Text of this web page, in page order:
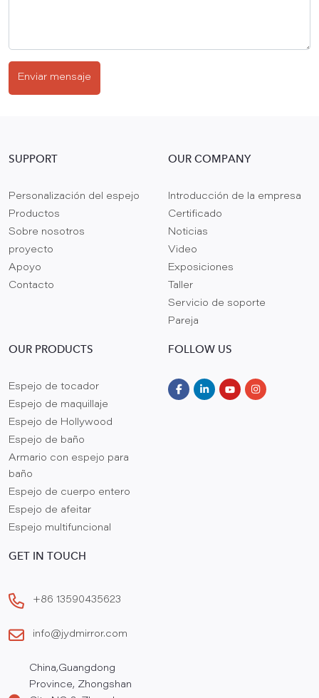
Enviar mensaje
SUPPORT
Personalización del espejo
Productos
Sobre nosotros
proyecto
Apoyo
Contacto
OUR COMPANY
Introducción de la empresa
Certificado
Noticias
Video
Exposiciones
Taller
Servicio de soporte
Pareja
OUR PRODUCTS
Espejo de tocador
Espejo de maquillaje
Espejo de Hollywood
Espejo de baño
Armario con espejo para
baño
Espejo de cuerpo entero
Espejo de afeitar
Espejo multifuncional
FOLLOW US
GET IN TOUCH
+86 13590435623
info@jydmirror.com
China,Guangdong
Province, Zhongshan